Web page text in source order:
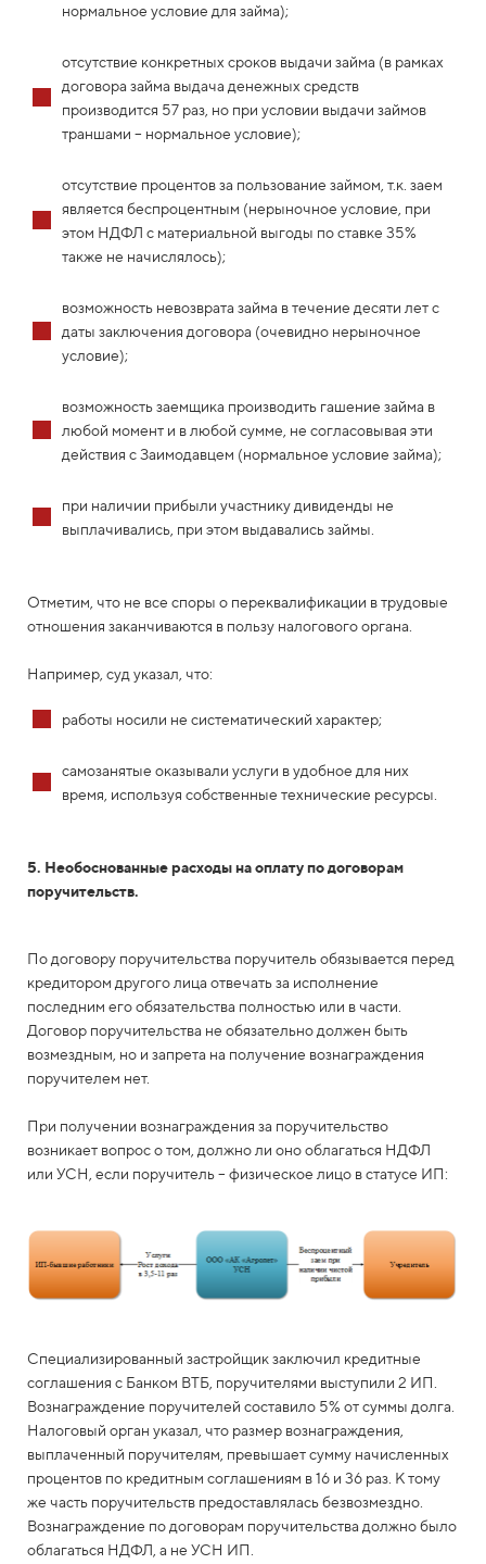
нормальное условие для займа);
отсутствие конкретных сроков выдачи займа (в рамках
договора займа выдача денежных средств
производится 57 раз, но при условии выдачи займов
траншами – нормальное условие);
отсутствие процентов за пользование займом, т.к. заем
является беспроцентным (нерыночное условие, при
этом НДФЛ с материальной выгоды по ставке 35%
также не начислялось);
возможность невозврата займа в течение десяти лет с
даты заключения договора (очевидно нерыночное
условие);
возможность заемщика производить гашение займа в
любой момент и в любой сумме, не согласовывая эти
действия с Заимодавцем (нормальное условие займа);
при наличии прибыли участнику дивиденды не
выплачивались, при этом выдавались займы.
Отметим, что не все споры о переквалификации в трудовые
отношения заканчиваются в пользу налогового органа.
Например, суд указал, что:
работы носили не систематический характер;
самозанятые оказывали услуги в удобное для них
время, используя собственные технические ресурсы.
5. Необоснованные расходы на оплату по договорам
поручительств.
По договору поручительства поручитель обязывается перед
кредитором другого лица отвечать за исполнение
последним его обязательства полностью или в части.
Договор поручительства не обязательно должен быть
возмездным, но и запрета на получение вознаграждения
поручителем нет.
При получении вознаграждения за поручительство
возникает вопрос о том, должно ли оно облагаться НДФЛ
или УСН, если поручитель – физическое лицо в статусе ИП:
Специализированный застройщик заключил кредитные
соглашения с Банком ВТБ, поручителями выступили 2 ИП.
Вознаграждение поручителей составило 5% от суммы долга.
Налоговый орган указал, что размер вознаграждения,
выплаченный поручителям, превышает сумму начисленных
процентов по кредитным соглашениям в 16 и 36 раз. К тому
же часть поручительств предоставлялась безвозмездно.
Вознаграждение по договорам поручительства должно было
облагаться НДФЛ, а не УСН ИП.